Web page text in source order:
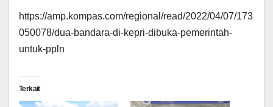
https://amp.kompas.com/regional/read/2022/04/07/173
050078/dua-bandara-di-kepri-dibuka-pemerintah-
untuk-ppln
Terkait